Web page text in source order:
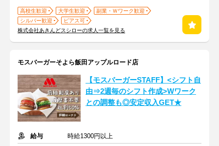
高校生歓迎 大学生歓迎
副業・Ｗワーク歓迎
シルバー歓迎
ピアス可
株式会社あきんどスシローの求人一覧を見る
モスバーガーそよら飯田アップルロード店
【モスバーガーSTAFF】<シフト自
由⇒2週毎のシフト作成>Wワーク
との調整も◎安定収入GET★
給与
時給1300円以上